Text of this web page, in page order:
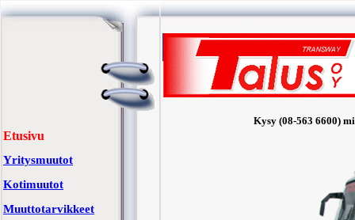
Etusivu
Yritysmuutot
Kotimuutot
Muuttotarvikkeet
Kysy (08-563 6600)